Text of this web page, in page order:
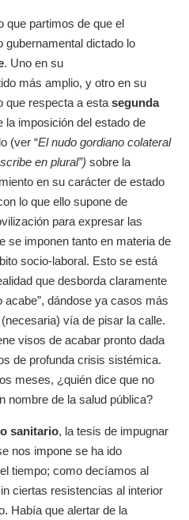
que partimos de que el
gubernamental dictado lo
. Uno en su
más amplio, y otro en su
que respecta a esta segunda
la imposición del estado de
(ver “El nudo gordiano colateral
en plural”) sobre la
en su carácter de estado
lo que ello supone de
para expresar las
se imponen tanto en materia de
socio-laboral. Esto se está
que desborda claramente
acabe”, dándose ya casos más
vía de pisar la calle.
visos de acabar pronto dada
de profunda crisis sistémica.
meses, ¿quién dice que no
nombre de la salud pública?
sanitario, la tesis de impugnar
nos impone se ha ido
tiempo; como decíamos al
ciertas resistencias al interior
Había que alertar de la